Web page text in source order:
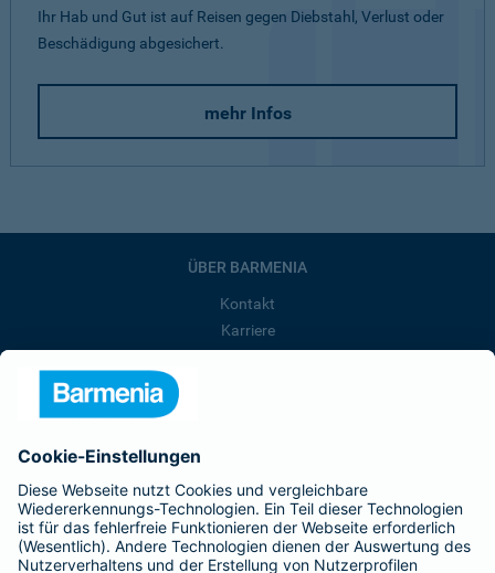
Ihr Hab und Gut ist auf Reisen gegen Diebstahl, Verlust oder
Beschädigung abgesichert.
mehr Infos
ÜBER BARMENIA
Kontakt
Karriere
Barmenia ist Teil der BarmeniaGothaer
BELIEBTE SEITEN
Kranken-Zusatzversicherung